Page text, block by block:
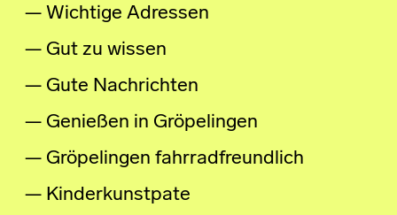
Wichtige Adressen
Gut zu wissen
Gute Nachrichten
Genießen in Gröpelingen
Gröpelingen fahrradfreundlich
Kinderkunstpate